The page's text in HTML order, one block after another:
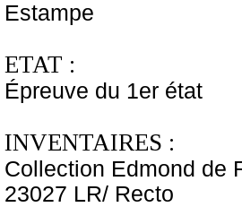
Estampe
ETAT :
Épreuve du 1er état
INVENTAIRES :
Collection Edmond de
23027 LR/ Recto